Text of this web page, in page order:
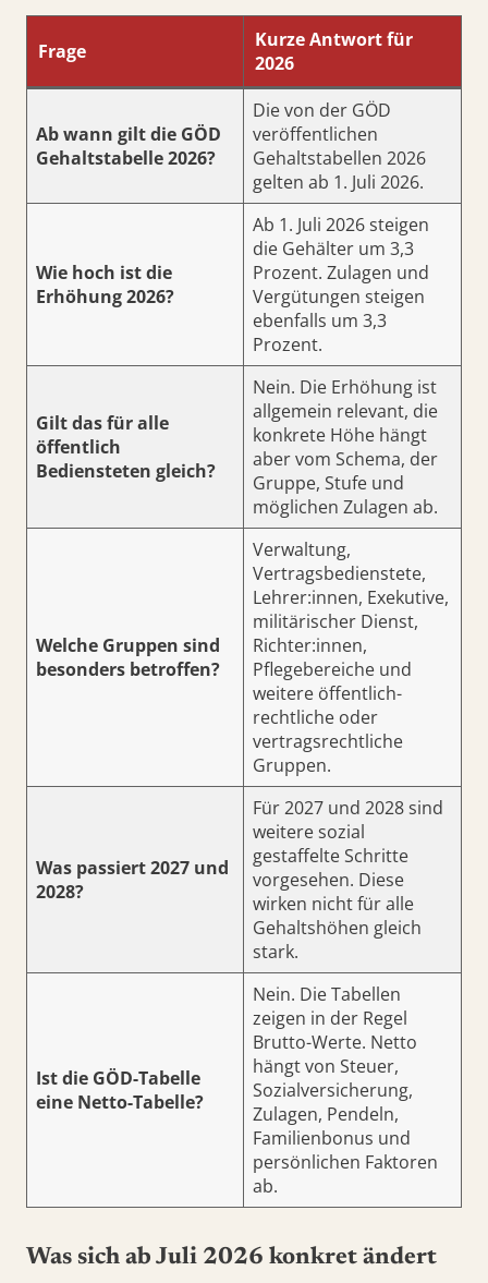
Frage
Kurze Antwort für
2026
Ab wann gilt die GÖD
Gehaltstabelle 2026?
Die von der GÖD
veröffentlichen
Gehaltstabellen 2026
gelten ab 1. Juli 2026.
Wie hoch ist die
Erhöhung 2026?
Ab 1. Juli 2026 steigen
die Gehälter um 3,3
Prozent. Zulagen und
Vergütungen steigen
ebenfalls um 3,3
Prozent.
Gilt das für alle
öffentlich
Bediensteten gleich?
Nein. Die Erhöhung ist
allgemein relevant, die
konkrete Höhe hängt
aber vom Schema, der
Gruppe, Stufe und
möglichen Zulagen ab.
Welche Gruppen sind
besonders betroffen?
Verwaltung,
Vertragsbedienstete,
Lehrer:innen, Exekutive,
militärischer Dienst,
Richter:innen,
Pflegebereiche und
weitere öffentlich-
rechtliche oder
vertragsrechtliche
Gruppen.
Was passiert 2027 und
2028?
Für 2027 und 2028 sind
weitere sozial
gestaffelte Schritte
vorgesehen. Diese
wirken nicht für alle
Gehaltshöhen gleich
stark.
Ist die GÖD-Tabelle
eine Netto-Tabelle?
Nein. Die Tabellen
zeigen in der Regel
Brutto-Werte. Netto
hängt von Steuer,
Sozialversicherung,
Zulagen, Pendeln,
Familienbonus und
persönlichen Faktoren
ab.
Was sich ab Juli 2026 konkret ändert